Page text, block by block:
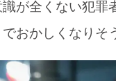
が全くない犯罪
おかしくなりそ